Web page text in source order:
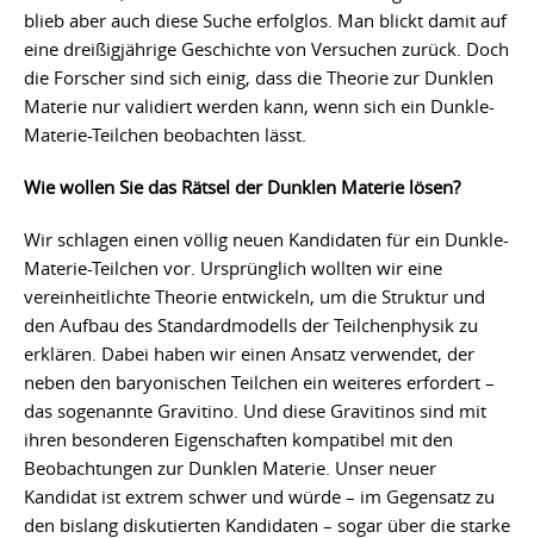
blieb aber auch diese Suche erfolglos. Man blickt damit auf
eine dreißigjährige Geschichte von Versuchen zurück. Doch
die Forscher sind sich einig, dass die Theorie zur Dunklen
Materie nur validiert werden kann, wenn sich ein Dunkle-
Materie-Teilchen beobachten lässt.
Wie wollen Sie das Rätsel der Dunklen Materie lösen?
Wir schlagen einen völlig neuen Kandidaten für ein Dunkle-
Materie-Teilchen vor. Ursprünglich wollten wir eine
vereinheitlichte Theorie entwickeln, um die Struktur und
den Aufbau des Standardmodells der Teilchenphysik zu
erklären. Dabei haben wir einen Ansatz verwendet, der
neben den baryonischen Teilchen ein weiteres erfordert –
das sogenannte Gravitino. Und diese Gravitinos sind mit
ihren besonderen Eigenschaften kompatibel mit den
Beobachtungen zur Dunklen Materie. Unser neuer
Kandidat ist extrem schwer und würde – im Gegensatz zu
den bislang diskutierten Kandidaten – sogar über die starke